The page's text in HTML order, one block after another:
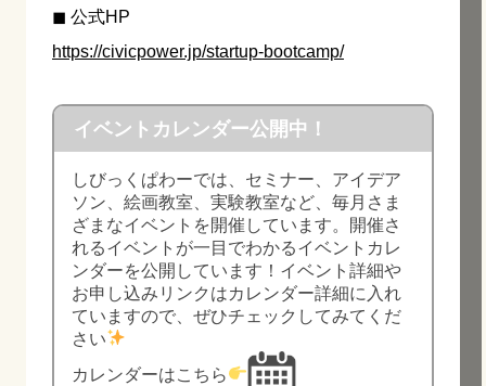
◼︎ 公式HP
https://civicpower.jp/startup-bootcamp/
イベントカレンダー公開中！
しびっくぱわーでは、セミナー、アイデア
ソン、絵画教室、実験教室など、毎月さま
ざまなイベントを開催しています。開催さ
れるイベントが一目でわかるイベントカレ
ンダーを公開しています！イベント詳細や
お申し込みリンクはカレンダー詳細に入れ
ていますので、ぜひチェックしてみてくだ
さい
カレンダーはこちら